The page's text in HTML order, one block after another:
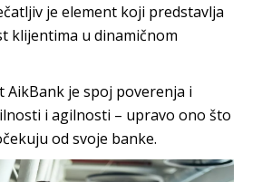
jeelement koji predstavlja
klijentima u dinamičnom
AikBank je spoj poverenja i
i agilnosti – upravo ono što
od svoje banke.